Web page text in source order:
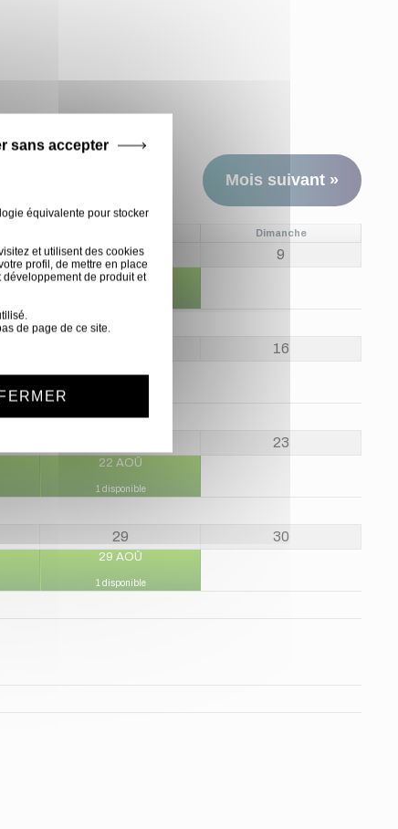
Mois suivant »
Dimanche
8 9
8 AOÛ
16
23
22 AOÛ
1 disponible
29 30
29 AOÛ
1 disponible
équivalente pour stocker
et utilisent des cookies
profil, de mettre en place
de produit et
de page de ce site.
sans accepter